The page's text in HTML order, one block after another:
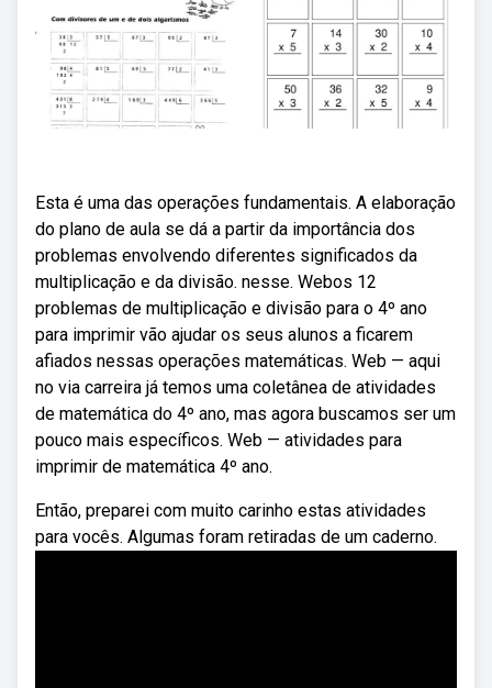
Esta é uma das operações fundamentais. A elaboração
do plano de aula se dá a partir da importância dos
problemas envolvendo diferentes significados da
multiplicação e da divisão. nesse. Webos 12
problemas de multiplicação e divisão para o 4º ano
para imprimir vão ajudar os seus alunos a ficarem
afiados nessas operações matemáticas. Web — aqui
no via carreira já temos uma coletânea de atividades
de matemática do 4º ano, mas agora buscamos ser um
pouco mais específicos. Web — atividades para
imprimir de matemática 4º ano.
Então, preparei com muito carinho estas atividades
para vocês. Algumas foram retiradas de um caderno.